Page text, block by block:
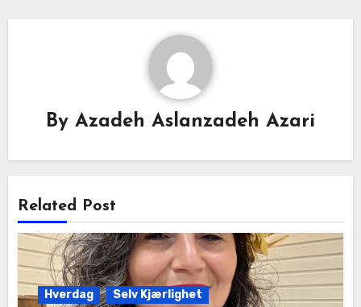
By Azadeh Aslanzadeh Azari
Related Post
Hverdag Selv Kjærlighet